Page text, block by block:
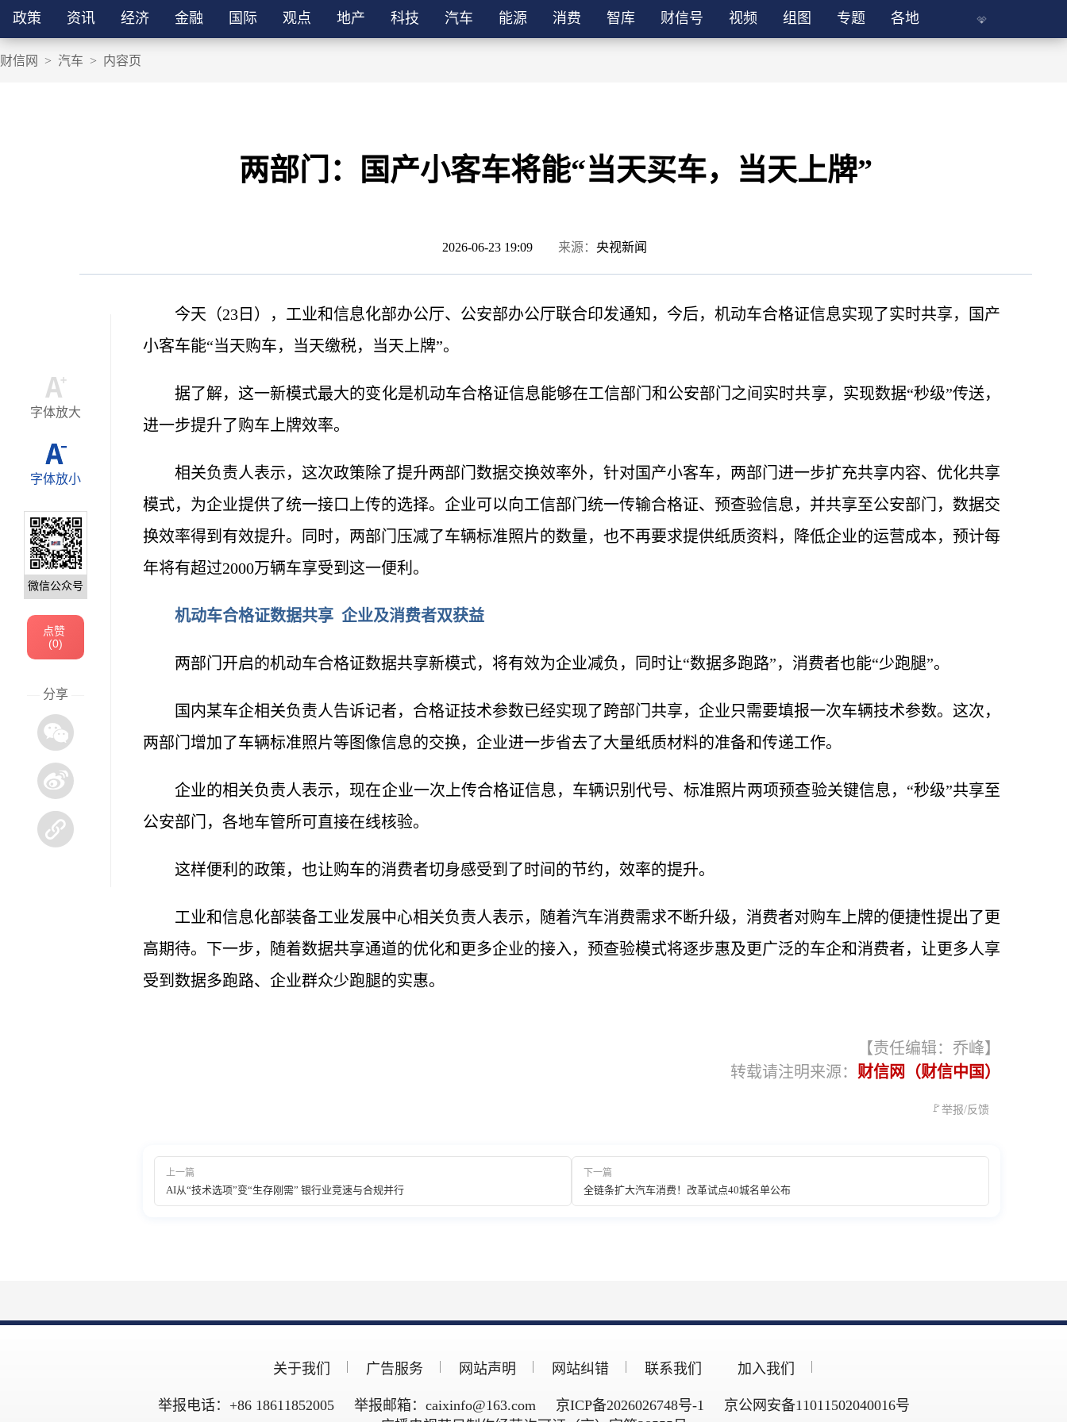
政策 资讯 经济 金融 国际 观点 地产 科技 汽车 能源 消费 智库 财信号 视频 组图 专题 各地
财信网 > 汽车 > 内容页
两部门：国产小客车将能“当天买车，当天上牌”
2026-06-23 19:09 来源： 央视新闻
字体放大
字体放小
微信公众号
点赞
(0)
分享
今天（23日），工业和信息化部办公厅、公安部办公厅联合印发通知，今后，机动车合格证信息实现了实时共享，国产
小客车能“当天购车，当天缴税，当天上牌”。
据了解，这一新模式最大的变化是机动车合格证信息能够在工信部门和公安部门之间实时共享，实现数据“秒级”传送，
进一步提升了购车上牌效率。
相关负责人表示，这次政策除了提升两部门数据交换效率外，针对国产小客车，两部门进一步扩充共享内容、优化共享
模式，为企业提供了统一接口上传的选择。企业可以向工信部门统一传输合格证、预查验信息，并共享至公安部门，数据交
换效率得到有效提升。同时，两部门压减了车辆标准照片的数量，也不再要求提供纸质资料，降低企业的运营成本，预计每
年将有超过2000万辆车享受到这一便利。
机动车合格证数据共享 企业及消费者双获益
两部门开启的机动车合格证数据共享新模式，将有效为企业减负，同时让“数据多跑路”，消费者也能“少跑腿”。
国内某车企相关负责人告诉记者，合格证技术参数已经实现了跨部门共享，企业只需要填报一次车辆技术参数。这次，
两部门增加了车辆标准照片等图像信息的交换，企业进一步省去了大量纸质材料的准备和传递工作。
企业的相关负责人表示，现在企业一次上传合格证信息，车辆识别代号、标准照片两项预查验关键信息，“秒级”共享至
公安部门，各地车管所可直接在线核验。
这样便利的政策，也让购车的消费者切身感受到了时间的节约，效率的提升。
工业和信息化部装备工业发展中心相关负责人表示，随着汽车消费需求不断升级，消费者对购车上牌的便捷性提出了更
高期待。下一步，随着数据共享通道的优化和更多企业的接入，预查验模式将逐步惠及更广泛的车企和消费者，让更多人享
受到数据多跑路、企业群众少跑腿的实惠。
【责任编辑：乔峰】
转载请注明来源： 财信网（财信中国）
🚩举报/反馈
上一篇
AI从“技术选项”变“生存刚需” 银行业竞速与合规并行
下一篇
全链条扩大汽车消费！改革试点40城名单公布
关于我们 广告服务 网站声明 网站纠错 联系我们 加入我们
举报电话：+86 18611852005 举报邮箱：caixinfo@163.com 京ICP备2026026748号-1
京公网安备11011502040016号